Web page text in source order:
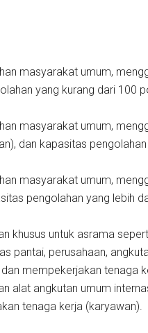
masyarakat umum,
yang kurang dari 100
masyarakat umum,
dan kapasitas
masyarakat umum,
pengolahan yang lebih
khusus untuk asrama
pantai, perusahaan,
mempekerjakan tenaga
alat angkutan umum
tenaga kerja (karyawan).